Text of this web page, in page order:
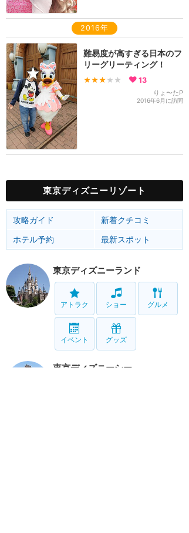
2016年
難易度が高すぎる日本のフ
リーグリーティング！
★★★ ★★ 13
りょ〜たP
2016年6月に訪問
東京ディズニーリゾート
攻略ガイド
新着クチコミ
ホテル予約
最新スポット
東京ディズニーランド
アトラク ショー グルメ
イベント グッズ
東京ディズニーシー